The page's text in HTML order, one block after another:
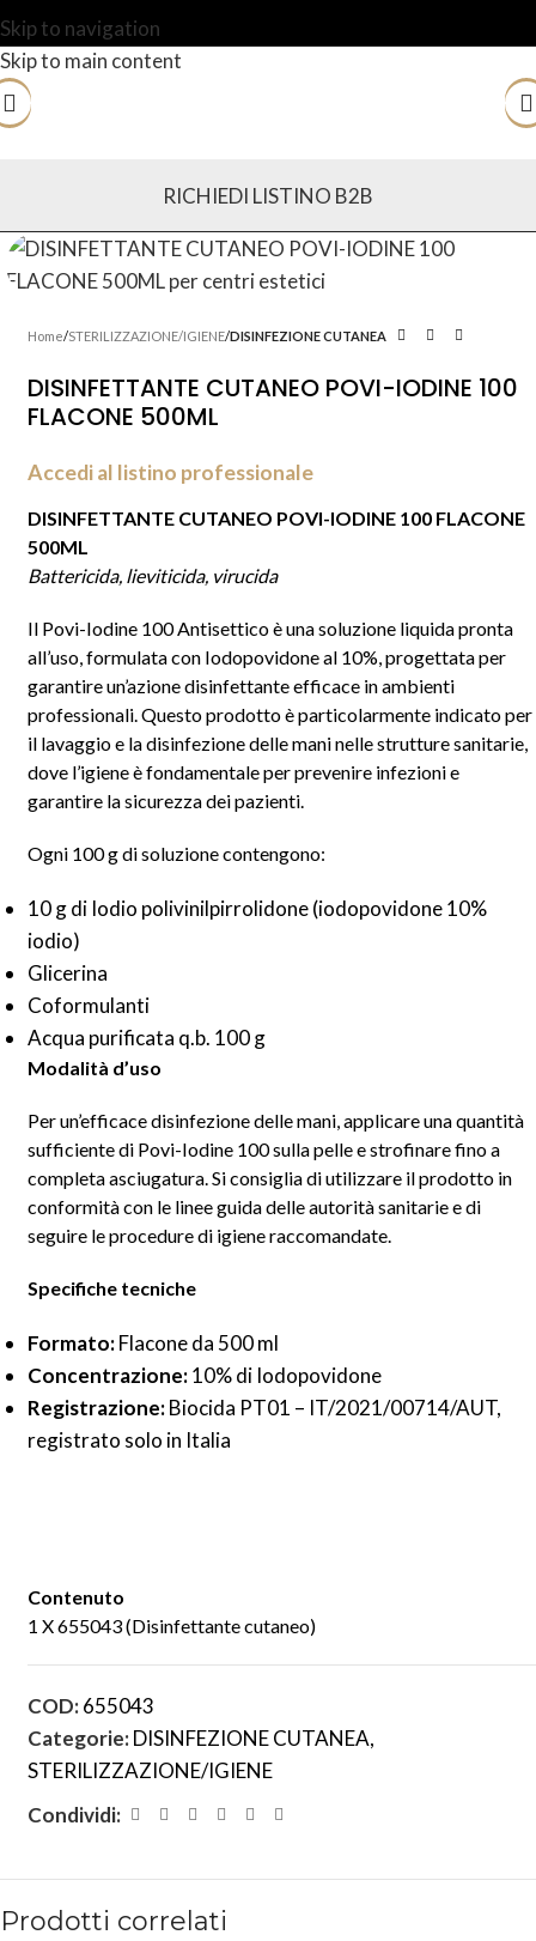
Skip to navigation
Skip to main content
RICHIEDI LISTINO B2B
Home STERILIZZAZIONE/IGIENE DISINFEZIONE CUTANEA
DISINFETTANTE CUTANEO POVI-IODINE 100
FLACONE 500ML
Accedi al listino professionale
DISINFETTANTE CUTANEO POVI-IODINE 100 FLACONE
500ML
Battericida, lieviticida, virucida
Il Povi-Iodine 100 Antisettico è una soluzione liquida pronta
all’uso, formulata con Iodopovidone al 10%, progettata per
garantire un’azione disinfettante efficace in ambienti
professionali. Questo prodotto è particolarmente indicato per
il lavaggio e la disinfezione delle mani nelle strutture sanitarie,
dove l’igiene è fondamentale per prevenire infezioni e
garantire la sicurezza dei pazienti.
Ogni 100 g di soluzione contengono:
10 g di Iodio polivinilpirrolidone (iodopovidone 10%
iodio)
Glicerina
Coformulanti
Acqua purificata q.b. 100 g
Modalità d’uso
Per un’efficace disinfezione delle mani, applicare una quantità
sufficiente di Povi-Iodine 100 sulla pelle e strofinare fino a
completa asciugatura. Si consiglia di utilizzare il prodotto in
conformità con le linee guida delle autorità sanitarie e di
seguire le procedure di igiene raccomandate.
Specifiche tecniche
Formato:Flacone da 500 ml
Concentrazione:10% di Iodopovidone
Registrazione:Biocida PT01 – IT/2021/00714/AUT,
registrato solo in Italia
Contenuto
1 X 655043 (Disinfettante cutaneo)
COD:655043
Categorie:DISINFEZIONE CUTANEA,
STERILIZZAZIONE/IGIENE
Condividi:
Prodotti correlati